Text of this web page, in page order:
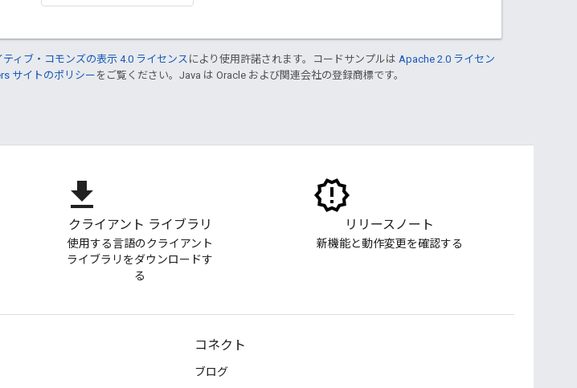
ティブ・コモンズの表示 4.0 ライセンス により使用許諾されます。コードサンプルは Apache 2.0 ライセン
サイトのポリシー をご覧ください。Java は Oracle および関連会社の登録商標です。
file_download
クライアント ライブラリ
使用する言語のクライアント
ライブラリをダウンロードす
る
リリースノート
新機能と動作変更を確認する
コネクト
ブログ